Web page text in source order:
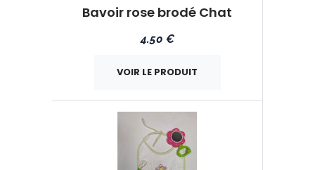
Bavoir rose brodé Chat
4.50 €
VOIR LE PRODUIT